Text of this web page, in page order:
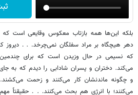
بلکه این‌ها همه بازتاب معکوس وقایعی است که
دهر هیچگاه بر مراد سفلگان نمی‌چرخد. . . دیروز
که نسیمی در حال وزیدن است که برای چندمین
می‌کند. دختران و پسران شادابی را دیدم که به
و چگونه ماندنشان کار می‌کنند و زحمت
می‌کنند؛ با انرژی هم بحث می‌کنند. . . حقیقتاً